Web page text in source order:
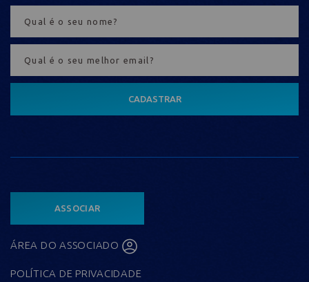
CADASTRAR
ASSOCIAR
ÁREA DO ASSOCIADO
POLÍTICA DE PRIVACIDADE